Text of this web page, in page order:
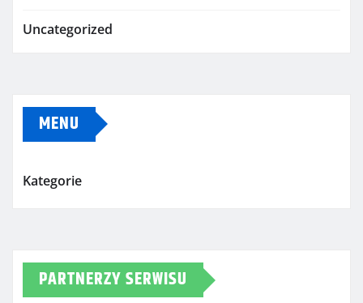
Uncategorized
MENU
Kategorie
PARTNERZY SERWISU